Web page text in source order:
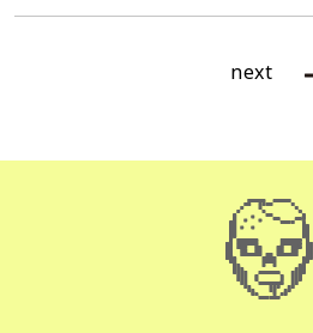
next